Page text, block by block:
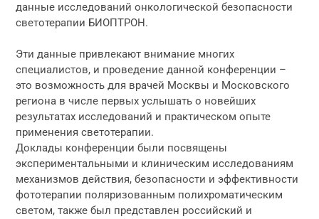
данные исследований онкологической безопасности
светотерапии БИОПТРОН.
Эти данные привлекают внимание многих
специалистов, и проведение данной конференции –
это возможность для врачей Москвы и Московского
региона в числе первых услышать о новейших
результатах исследований и практическом опыте
применения светотерапии.
Доклады конференции были посвящены
экспериментальными и клиническим исследованиям
механизмов действия, безопасности и эффективности
фототерапии поляризованным полихроматическим
светом, также был представлен российский и